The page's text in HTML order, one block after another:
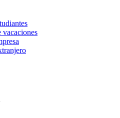
vacaciones